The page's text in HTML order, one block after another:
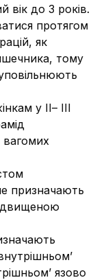
вік до 3 років.
протягом
як
тому
у ІІ– ІІІ
вагомих
призначають
язово